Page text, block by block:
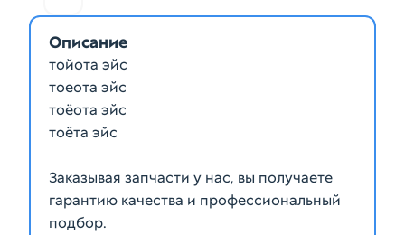
Описание
тойота эйс
тоеота эйс
тоёота эйс
тоёта эйс
Заказывая запчасти у нас, вы получаете
гарантию качества и профессиональный
подбор.